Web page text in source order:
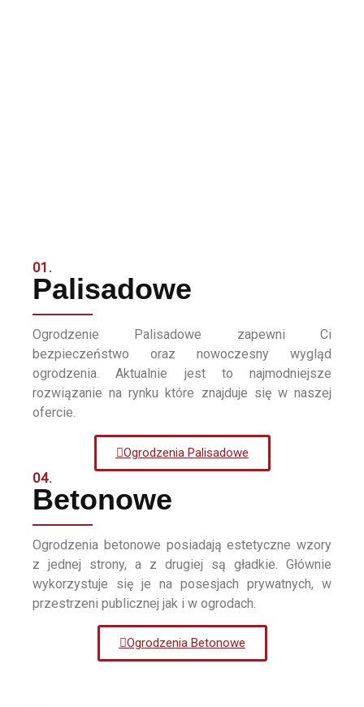
01.
Palisadowe
Ogrodzenie Palisadowe zapewni Ci
bezpieczeństwo oraz nowoczesny wygląd
ogrodzenia. Aktualnie jest to najmodniejsze
rozwiązanie na rynku które znajduje się w naszej
ofercie.
Ogrodzenia Palisadowe
04.
Betonowe
Ogrodzenia betonowe posiadają estetyczne wzory
z jednej strony, a z drugiej są gładkie. Głównie
wykorzystuje się je na posesjach prywatnych, w
przestrzeni publicznej jak i w ogrodach.
Ogrodzenia Betonowe